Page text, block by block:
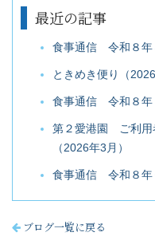
最近の記事
食事通信 令和８年
ときめき便り（2026
食事通信 令和８年
第２愛港園 ご利用
（2026年3月）
食事通信 令和８年
ブログ一覧に戻る